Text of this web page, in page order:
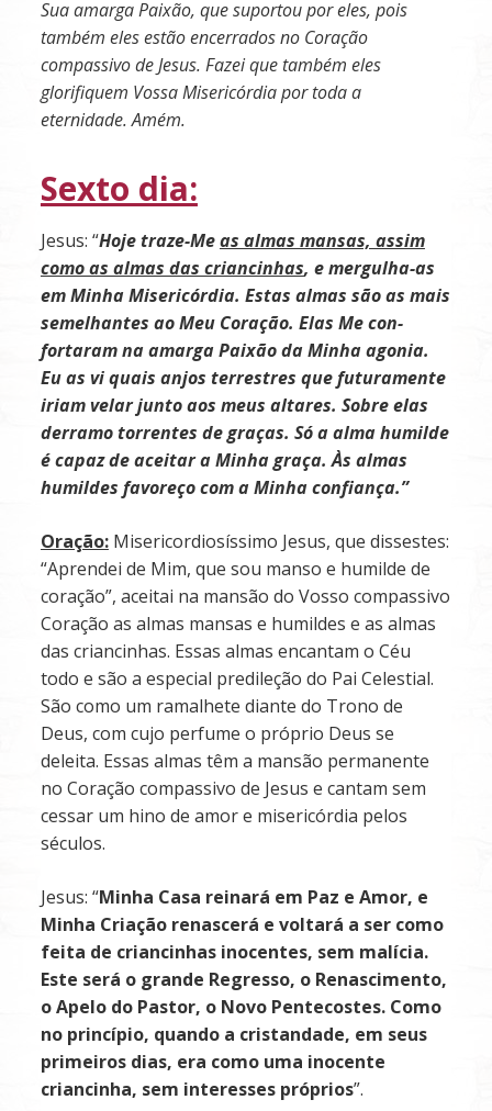
Sua amarga Paixão, que suportou por eles, pois
também eles estão encerrados no Coração
compassivo de Jesus. Fazei que também eles
glorifiquem Vossa Misericórdia por toda a
eternidade. Amém.
Sexto dia:
Jesus: “Hoje traze-Meas almas mansas, assim
como as almas das criancinhas, e mergulha-as
em Minha Misericórdia. Estas almas são as mais
semelhantes ao Meu Coração. Elas Me con­
fortaram na amarga Paixão da Minha agonia.
Eu as vi quais anjos terrestres que futuramente
iriam velar junto aos meus altares. Sobre elas
derramo torrentes de graças. Só a alma humilde
é capaz de aceitar a Minha graça. Às almas
humildes favore­ço com a Minha confiança.”
Oração:Misericordiosíssimo Jesus, que dissestes:
“Aprendei de Mim, que sou manso e humilde de
coração”, aceitai na mansão do Vosso compassivo
Coração as almas mansas e humildes e as almas
das criancinhas. Essas almas encantam o Céu
todo e são a especial predileção do Pai Celestial.
São como um ramalhete diante do Trono de
Deus, com cujo perfume o próprio Deus se
deleita. Essas almas têm a mansão permanente
no Coração compassivo de Jesus e cantam sem
cessar um hino de amor e misericórdia pelos
séculos.
Jesus: “Minha Casa reinará em Paz e Amor, e
Minha Criação renascerá e voltará a ser como
feita de criancinhas inocentes, sem malícia.
Este será o grande Regresso, o Renascimento,
o Apelo do Pastor, o Novo Pentecostes. Como
no princípio, quando a cristandade, em seus
primeiros dias, era como uma inocente
criancinha, sem interesses próprios”.